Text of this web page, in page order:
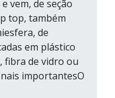
vem, de seção
top, também
de
em plástico
de vidro ou
importantesO